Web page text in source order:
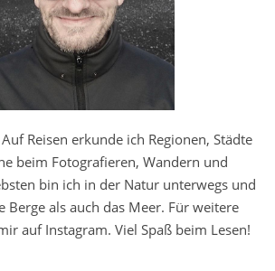
Reisen erkunde ich Regionen, Städte
beim Fotografieren, Wandern und
bin ich in der Natur unterwegs und
Berge als auch das Meer. Für weitere
auf Instagram. Viel Spaß beim Lesen!